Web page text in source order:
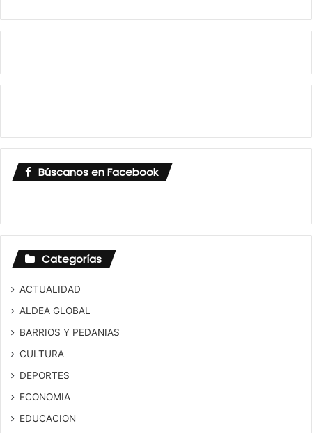
Búscanos en Facebook
Categorías
ACTUALIDAD
ALDEA GLOBAL
BARRIOS Y PEDANIAS
CULTURA
DEPORTES
ECONOMIA
EDUCACION